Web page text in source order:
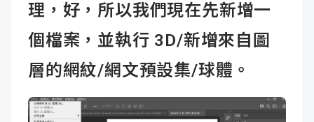
理，好，所以我們現在先新增一
個檔案，並執行 3D/新增來自圖
層的網紋/網文預設集/球體。